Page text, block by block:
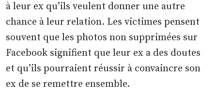
à leur ex qu’ils veulent donner une autre
chance à leur relation. Les victimes pensent
souvent que les photos non supprimées sur
Facebook signifient que leur ex a des doutes
et qu’ils pourraient réussir à convaincre son
ex de se remettre ensemble.